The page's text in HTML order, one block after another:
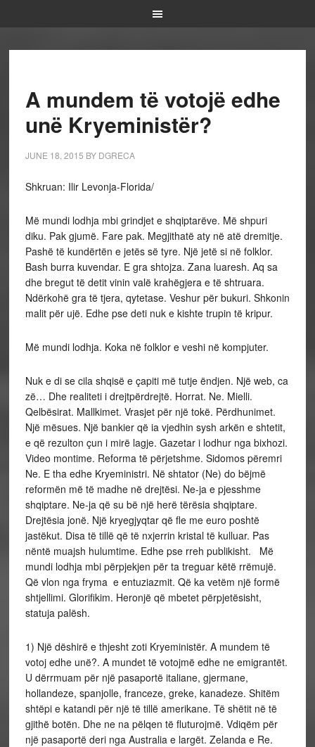
A mundem të votojë edhe
unë Kryeministër?
JUNE 18, 2015 BY DGRECA
Shkruan: Ilir Levonja-Florida/
Më mundi lodhja mbi grindjet e shqiptarëve. Më shpuri
diku. Pak gjumë. Fare pak. Megjithatë aty në atë dremitje.
Pashë të kundërtën e jetës së tyre. Një jetë si në folklor.
Bash burra kuvendar. E gra shtojza. Zana luaresh. Aq sa
dhe bregut të detit vinin valë krahëgjera e të shtruara.
Ndërkohë gra të tjera, qytetase. Veshur për bukuri. Shkonin
malit për ujë. Edhe pse deti nuk e kishte trupin të kripur.
Më mundi lodhja. Koka në folklor e veshi në kompjuter.
Nuk e di se cila shqisë e çapiti më tutje ëndjen. Një web, ca
zë… Dhe realiteti i drejtpërdrejtë. Horrat. Ne. Mielli.
Qelbësirat. Mallkimet. Vrasjet për një tokë. Përdhunimet.
Një mësues. Një bankier që ia vjedhin sysh arkën e shtetit,
e që rezulton çun i mirë lagje. Gazetar i lodhur nga bixhozi.
Video montime. Reforma të përjetshme. Sidomos përemri
Ne. E tha edhe Kryeministri. Në shtator (Ne) do bëjmë
reformën më të madhe në drejtësi. Ne-ja e pjesshme
shqiptare. Ne-ja që su bë një herë tërësia shqiptare.
Drejtësia jonë. Një kryegjyqtar që fle me euro poshtë
jastëkut. Disa të tillë që të nxjerrin kristal të kulluar. Pas
nëntë muajsh hulumtime. Edhe pse rreh publikisht. Më
mundi lodhja mbi përpjekjen për ta treguar këtë rrëmujë.
Që vlon nga fryma e entuziazmit. Që ka vetëm një formë
shtjellimi. Glorifikim. Heronjë që mbetet përpjetësisht,
statuja palësh.
1) Një dëshirë e thjesht zoti Kryeministër. A mundem të
votoj edhe unë?. A mundet të votojmë edhe ne emigrantët.
U dërrmuam për një pasaportë italiane, gjermane,
hollandeze, spanjolle, franceze, greke, kanadeze. Shitëm
shtëpi e katandi për një të tillë amerikane. Të shëtit në të
gjithë botën. Dhe ne na pëlqen të fluturojmë. Vdiqëm për
një pasaportë deri nga Australia e largët. Zelanda e Re.